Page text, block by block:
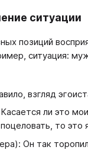
ситуации
позиций
ситуация:
взгляд
ли это
то
Он так